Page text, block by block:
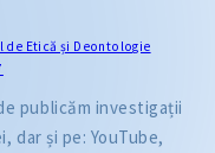
de Etică și Deontologie
publicăm investigații
dar și pe: YouTube,